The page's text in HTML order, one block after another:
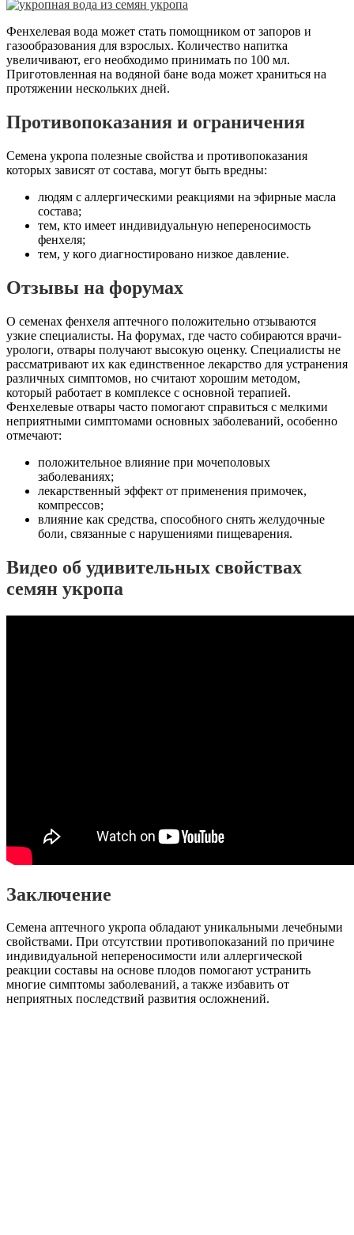
Фенхелевая вода может стать помощником от запоров и
газообразования для взрослых. Количество напитка
увеличивают, его необходимо принимать по 100 мл.
Приготовленная на водяной бане вода может храниться на
протяжении нескольких дней.
Противопоказания и ограничения
Семена укропа полезные свойства и противопоказания
которых зависят от состава, могут быть вредны:
людям с аллергическими реакциями на эфирные масла
состава;
тем, кто имеет индивидуальную непереносимость
фенхеля;
тем, у кого диагностировано низкое давление.
Отзывы на форумах
О семенах фенхеля аптечного положительно отзываются
узкие специалисты. На форумах, где часто собираются врачи-
урологи, отвары получают высокую оценку. Специалисты не
рассматривают их как единственное лекарство для устранения
различных симптомов, но считают хорошим методом,
который работает в комплексе с основной терапией.
Фенхелевые отвары часто помогают справиться с мелкими
неприятными симптомами основных заболеваний, особенно
отмечают:
положительное влияние при мочеполовых
заболеваниях;
лекарственный эффект от применения примочек,
компрессов;
влияние как средства, способного снять желудочные
боли, связанные с нарушениями пищеварения.
Видео об удивительных свойствах
семян укропа
Заключение
Семена аптечного укропа обладают уникальными лечебными
свойствами. При отсутствии противопоказаний по причине
индивидуальной непереносимости или аллергической
реакции составы на основе плодов помогают устранить
многие симптомы заболеваний, а также избавить от
неприятных последствий развития осложнений.